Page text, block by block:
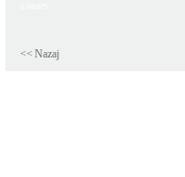
<< Nazaj